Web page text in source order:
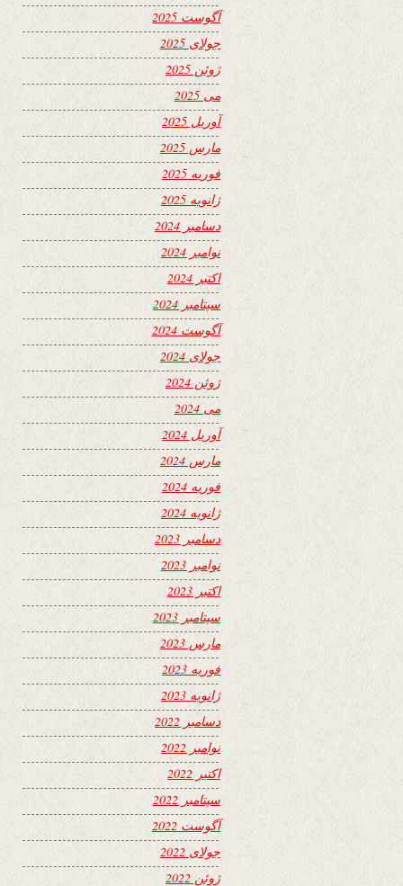
آگوست 2025
جولای 2025
ژوئن 2025
می 2025
آوریل 2025
مارس 2025
فوریه 2025
ژانویه 2025
دسامبر 2024
نوامبر 2024
اکتبر 2024
سپتامبر 2024
آگوست 2024
جولای 2024
ژوئن 2024
می 2024
آوریل 2024
مارس 2024
فوریه 2024
ژانویه 2024
دسامبر 2023
نوامبر 2023
اکتبر 2023
سپتامبر 2023
مارس 2023
فوریه 2023
ژانویه 2023
دسامبر 2022
نوامبر 2022
اکتبر 2022
سپتامبر 2022
آگوست 2022
جولای 2022
ژوئن 2022